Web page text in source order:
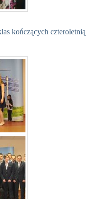
kończących czteroletnią